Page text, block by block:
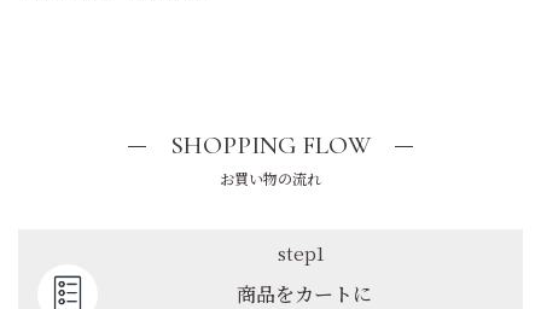
SHOPPING FLOW
お買い物の流れ
step1
商品をカートに